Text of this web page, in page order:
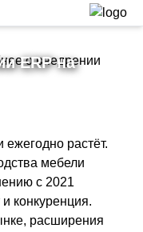
о внедрении
ERP на
растёт.
мебели
с 2021
конкуренция.
расширения